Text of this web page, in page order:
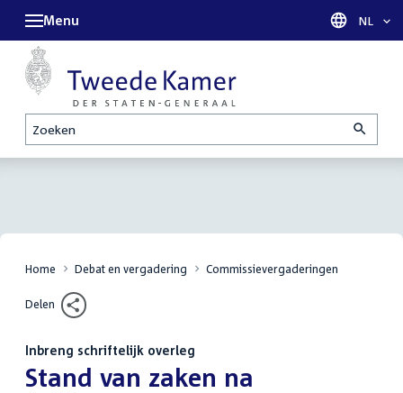
Zoeken
Menu Taal
NL
Home Debat en vergadering Commissievergaderingen
Delen
Inbreng schriftelijk overleg
:Stand van zaken na